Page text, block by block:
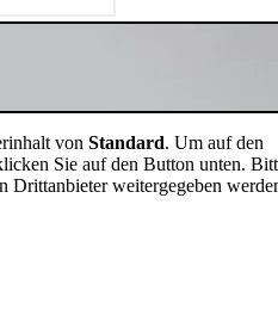
von Standard. Um auf den
Sie auf den Button unten.
Drittanbieter weitergegeben